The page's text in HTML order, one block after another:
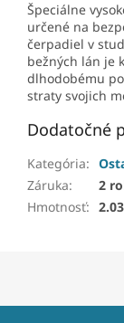
Špeciálne
určené na
čerpadiel v
bežných lán je
dlhodobému
straty svojich
Dodatočné
Kategória:
Záruka:
2
Hmotnosť: